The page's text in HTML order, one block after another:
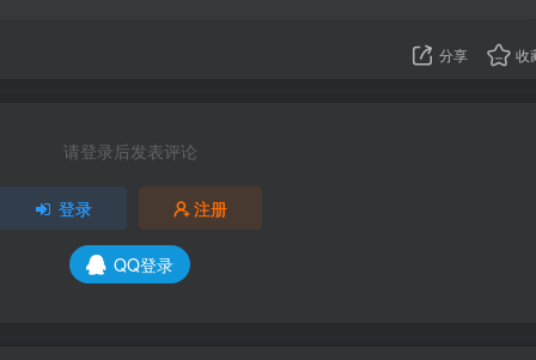
分享 收
请登录后发表评论
登录 注册
QQ登录